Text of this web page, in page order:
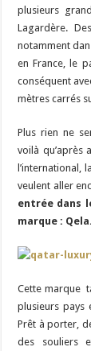
plusieurs
Lagardère.
notamment
en France, le
conséquent
mètres carrés
Plus rien ne
voilà qu’après
l’international,
veulent aller
entrée dans
marque : Qela.
Cette marque
plusieurs pays
Prêt à porter,
des souliers